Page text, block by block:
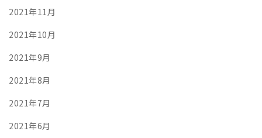
2021年11月
2021年10月
2021年9月
2021年8月
2021年7月
2021年6月